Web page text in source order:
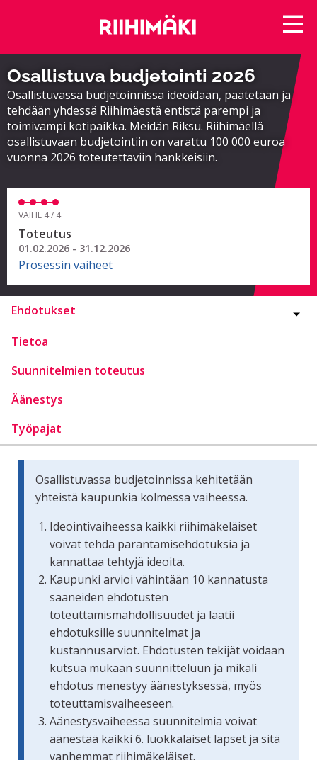
Osallistuva budjetointi 2026
Osallistuvassa budjetoinnissa ideoidaan, päätetään ja
tehdään yhdessä Riihimäestä entistä parempi ja
toimivampi kotipaikka. Meidän Riksu. Riihimäellä
osallistuvaan budjetointiin on varattu 100 000 euroa
vuonna 2026 toteutettaviin hankkeisiin.
VAIHE 4 / 4
Toteutus
01.02.2026 - 31.12.2026
Prosessin vaiheet
Ehdotukset
Tietoa
Suunnitelmien toteutus
Äänestys
Työpajat
Osallistuvassa budjetoinnissa kehitetään
yhteistä kaupunkia kolmessa vaiheessa.
Ideointivaiheessa kaikki riihimäkeläiset
voivat tehdä parantamisehdotuksia ja
kannattaa tehtyjä ideoita.
Kaupunki arvioi vähintään 10 kannatusta
saaneiden ehdotusten
toteuttamismahdollisuudet ja laatii
ehdotuksille suunnitelmat ja
kustannusarviot. Ehdotusten tekijät voidaan
kutsua mukaan suunnitteluun ja mikäli
ehdotus menestyy äänestyksessä, myös
toteuttamisvaiheeseen.
Äänestysvaiheessa suunnitelmia voivat
äänestää kaikki 6. luokkalaiset lapset ja sitä
vanhemmat riihimäkeläiset.